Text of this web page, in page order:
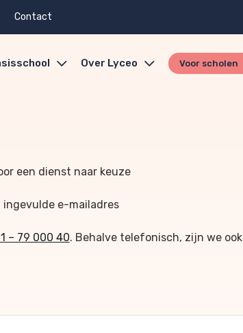
Contact
Over Lyceo Voor scholen
een dienst naar keuze
e-mailadres
– 79 000 40. Behalve telefonisch, zijn we ook